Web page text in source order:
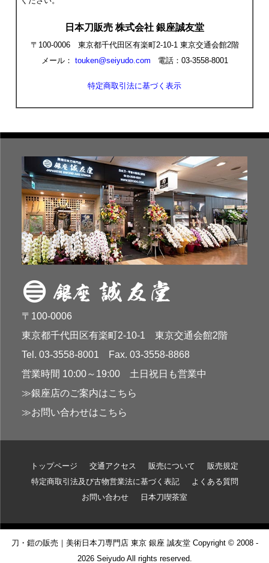
日本刀販売 株式会社 銀座誠友堂
〒100-0006 東京都千代田区有楽町2-10-1 東京交通会館2階
メール： touken@seiyudo.com 電話：03-3558-8001
特定商取引法に基づく表示
〒100-0006
東京都千代田区有楽町2-10-1 東京交通会館2階
Tel. 03-3558-8001 Fax. 03-3558-8868
営業時間 10:00～19:00 土日祝日も営業中
≫銀座店のご案内はこちら
≫お問い合わせはこちら
トップページ 交通アクセス 販売について
販売規定
特定商取引法及び古物営業法に基づく表記
よくある質問
お問い合わせ
日本刀喫茶室
刀・鎧の販売｜美術日本刀専門店 東京 銀座 誠友堂 Copyright © 2008 -
2026 Seiyudo All rights reserved.